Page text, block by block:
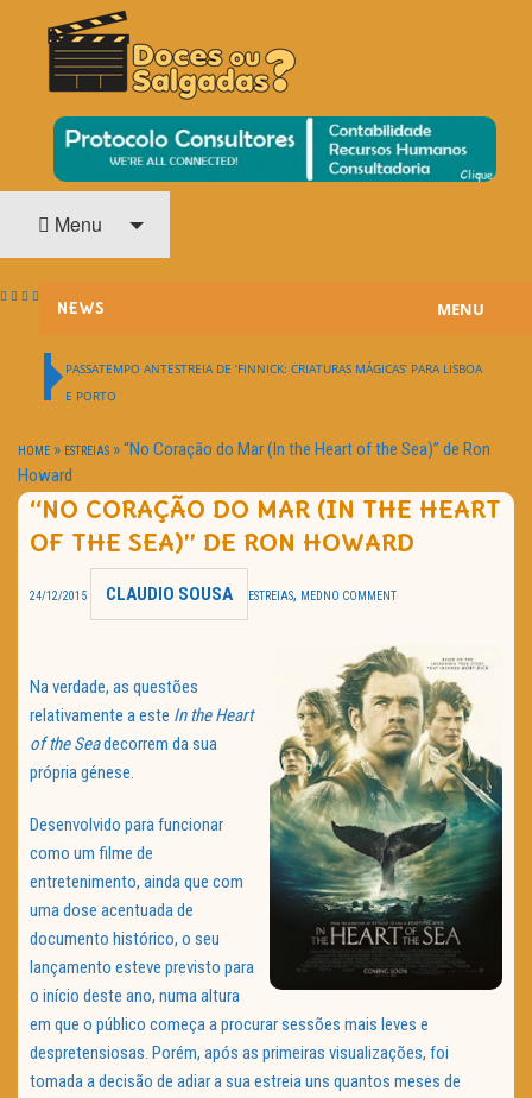
DOCES OU SALGADAS?
O Cinema? Uma Paixão!!
Menu
NEWS
HOME CINEMA
NOTA PESSOAL
TRAILER DO DIA
Política de Privacidade
MENU
PASSATEMPO ANTESTREIA DE ‘FINNICK: CRIATURAS MÁGICAS’ PARA LISBOA
E PORTO
HOME » ESTREIAS »“No Coração do Mar (In the Heart of the Sea)” de Ron
Howard
“NO CORAÇÃO DO MAR (IN THE HEART
OF THE SEA)” DE RON HOWARD
24/12/2015 CLAUDIO SOUSA ESTREIAS, MED NO COMMENT
Na verdade, as questões
relativamente a este In the Heart
of the Seadecorrem da sua
própria génese.
Desenvolvido para funcionar
como um filme de
entretenimento, ainda que com
uma dose acentuada de
documento histórico, o seu
lançamento esteve previsto para
o início deste ano, numa altura
em que o público começa a procurar sessões mais leves e
despretensiosas. Porém, após as primeiras visualizações, foi
tomada a decisão de adiar a sua estreia uns quantos meses de